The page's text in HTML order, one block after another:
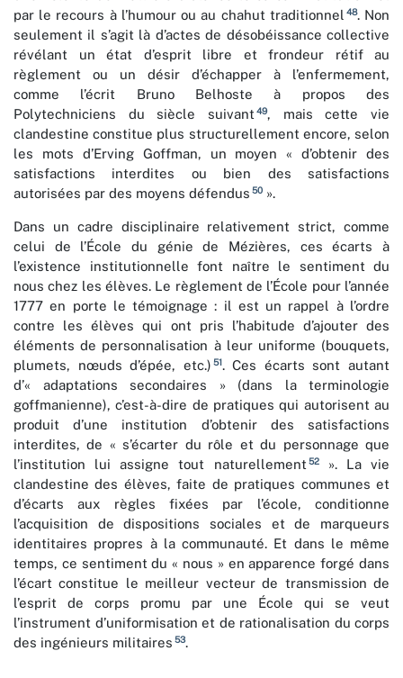
par le recours à l’humour ou au chahut traditionnel 48. Non
seulement il s’agit là d’actes de désobéissance collective
révélant un état d’esprit libre et frondeur rétif au
règlement ou un désir d’échapper à l’enfermement,
comme l’écrit Bruno Belhoste à propos des
Polytechniciens du siècle suivant 49, mais cette vie
clandestine constitue plus structurellement encore, selon
les mots d’Erving Goffman, un moyen « d’obtenir des
satisfactions interdites ou bien des satisfactions
autorisées par des moyens défendus 50 ».
Dans un cadre disciplinaire relativement strict, comme
celui de l’École du génie de Mézières, ces écarts à
l’existence institutionnelle font naître le sentiment du
nous chez les élèves. Le règlement de l’École pour l’année
1777 en porte le témoignage : il est un rappel à l’ordre
contre les élèves qui ont pris l’habitude d’ajouter des
éléments de personnalisation à leur uniforme (bouquets,
plumets, nœuds d’épée, etc.) 51. Ces écarts sont autant
d’« adaptations secondaires » (dans la terminologie
goffmanienne), c’est-à-dire de pratiques qui autorisent au
produit d’une institution d’obtenir des satisfactions
interdites, de « s’écarter du rôle et du personnage que
l’institution lui assigne tout naturellement 52». La vie
clandestine des élèves, faite de pratiques communes et
d’écarts aux règles fixées par l’école, conditionne
l’acquisition de dispositions sociales et de marqueurs
identitaires propres à la communauté. Et dans le même
temps, ce sentiment du « nous » en apparence forgé dans
l’écart constitue le meilleur vecteur de transmission de
l’esprit de corps promu par une École qui se veut
l’instrument d’uniformisation et de rationalisation du corps
des ingénieurs militaires 53.